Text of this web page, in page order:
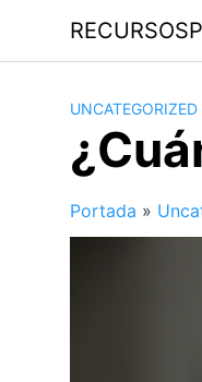
contenido
UNCATEGORIZED
Portada »